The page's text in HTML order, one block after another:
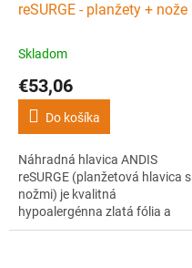
reSURGE - planžety + nože
Skladom
€53,06
Do košíka
Náhradná hlavica ANDIS
reSURGE (planžetová hlavica s
nožmi) je kvalitná
hypoalergénna zlatá fólia a
dvojitý lamelový nôž vhodné k